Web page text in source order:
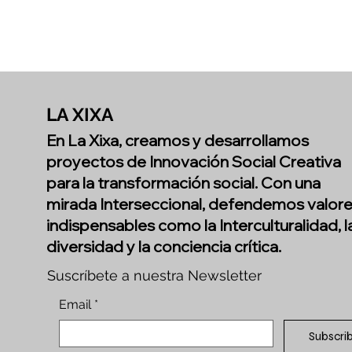
hemos llevado a cabo
hemos continuado
impulsando proyectos
europeos , generando
además recursos de uso
libre que amplían las
posibilidades de trabajo
comunitario y...
LA XIXA
En La Xixa, creamos y desarrollamos
proyectos de Innovación Social Creativa
para la transformación social. Con una
mirada Interseccional, defendemos
indispensables como la Interculturalidad,
diversidad y la conciencia crítica.
Suscríbete a nuestra Newsletter
Email *